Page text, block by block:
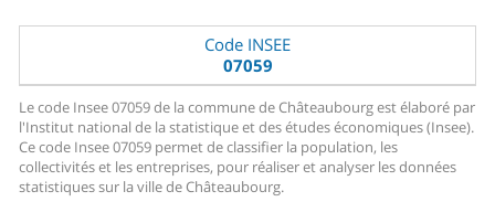
Code INSEE
07059
Le code Insee 07059 de la commune de Châteaubourg est élaboré par
l'Institut national de la statistique et des études économiques (Insee).
Ce code Insee 07059 permet de classifier la population, les
collectivités et les entreprises, pour réaliser et analyser les données
statistiques sur la ville de Châteaubourg.